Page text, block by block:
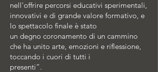
nell'offrire percorsi educativi sperimentali,
innovativi e di grande valore formativo, e
lo spettacolo finale è stato
un degno coronamento di un cammino
che ha unito arte, emozioni e riflessione,
toccando i cuori di tutti i
presenti”.